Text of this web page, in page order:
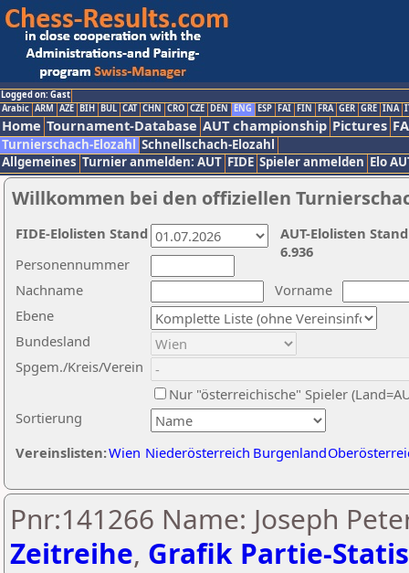
Logged on: Gast
Arabic ARM AZE BIH BUL CAT CHN CRO CZE DEN ENG ESP FAI FIN FRA GER GRE INA
Home Tournament-Database AUT championship Pictures
Turnierschach-Elozahl Schnellschach-Elozahl
Allgemeines Turnier anmelden: AUT FIDE Spieler anmelden Elo
Willkommen bei den offiziellen
Nachname
Vorname
Ebene
Sortierung
Personennummer
Bundesland
Spgem./Kreis/Verein
Nur "österreichische" Spieler
Vereinslisten:Wien Niederösterreich Burgenland
AUT-Elolisten
6.936
FIDE-Elolisten Stand
Pnr:141266 Name: Joseph
Zeitreihe, Grafik Partie-